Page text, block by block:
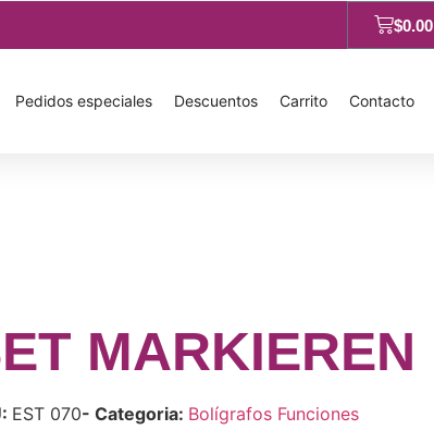
$0.00
Pedidos especiales Descuentos Carrito Contacto
MARKIEREN
EST 070- Categoria: Bolígrafos Funciones